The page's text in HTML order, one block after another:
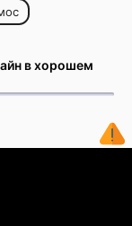
в хорошем